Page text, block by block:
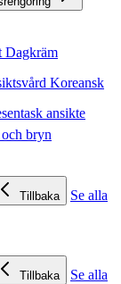
Dagkräm
Koreansk
ansikte
bryn
Tillbaka
Se alla
Tillbaka
Se alla